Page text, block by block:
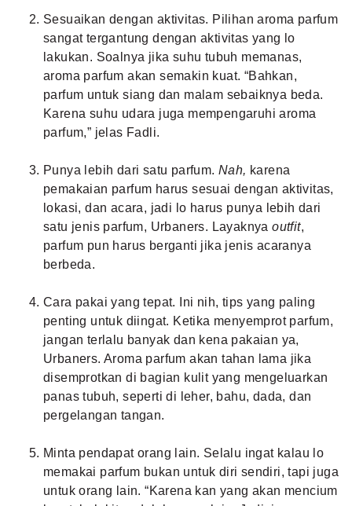
Sesuaikan dengan aktivitas. Pilihan aroma parfum
sangat tergantung dengan aktivitas yang lo
lakukan. Soalnya jika suhu tubuh memanas,
aroma parfum akan semakin kuat. “Bahkan,
parfum untuk siang dan malam sebaiknya beda.
Karena suhu udara juga mempengaruhi aroma
parfum,” jelas Fadli.
Punya lebih dari satu parfum. Nah, karena
pemakaian parfum harus sesuai dengan aktivitas,
lokasi, dan acara, jadi lo harus punya lebih dari
satu jenis parfum, Urbaners. Layaknyaoutfit,
parfum pun harus berganti jika jenis acaranya
berbeda.
Cara pakai yang tepat. Ini nih, tips yang paling
penting untuk diingat. Ketika menyemprot parfum,
jangan terlalu banyak dan kena pakaian ya,
Urbaners. Aroma parfum akan tahan lama jika
disemprotkan di bagian kulit yang mengeluarkan
panas tubuh, seperti di leher, bahu, dada, dan
pergelangan tangan.
Minta pendapat orang lain. Selalu ingat kalau lo
memakai parfum bukan untuk diri sendiri, tapi juga
untuk orang lain. “Karena kan yang akan mencium